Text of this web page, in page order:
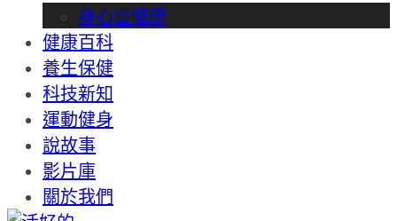
身心靈健康
健康百科
養生保健
科技新知
運動健身
說故事
影片庫
關於我們